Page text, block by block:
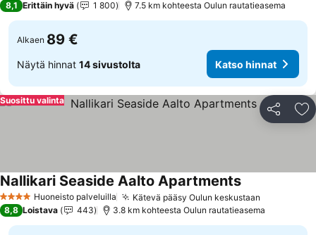
8,1 Erittäin hyvä 1 800 7.5 km kohteesta Oulun rautatieasema
Alkaen 89 €
Näytä hinnat 14 sivustolta Katso hinnat
Jaa
Suosittu valinta
4 TähtiluokitusHuoneisto palveluilla Kätevä pääsy Oulun keskustaan
Nallikari Seaside Aalto ApartmentsKatso hinnat
8,8 Loistava 443 3.8 km kohteesta Oulun rautatieasema